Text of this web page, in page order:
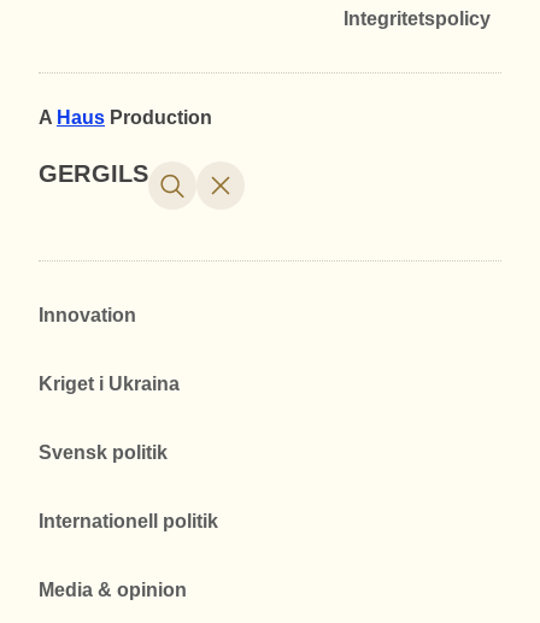
Integritetspolicy
A Haus Production
GERGILS
Innovation
Kriget i Ukraina
Svensk politik
Internationell politik
Media & opinion